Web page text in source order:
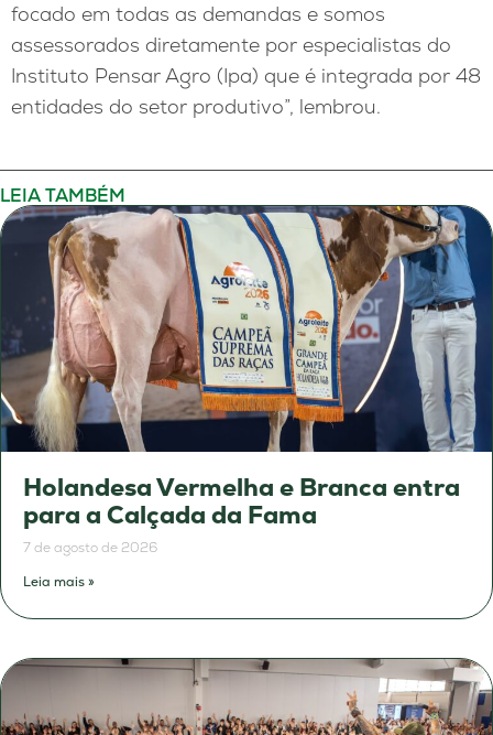
focado em todas as demandas e somos
assessorados diretamente por especialistas do
Instituto Pensar Agro (Ipa) que é integrada por 48
entidades do setor produtivo”, lembrou.
LEIA TAMBÉM
Holandesa Vermelha e Branca entra
para a Calçada da Fama
7 de agosto de 2026
Leia mais »